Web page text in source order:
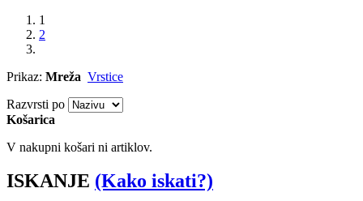
1
2
Prikaz: Mreža Vrstice
Razvrsti po
Košarica
V nakupni košari ni artiklov.
ISKANJE (Kako iskati?)